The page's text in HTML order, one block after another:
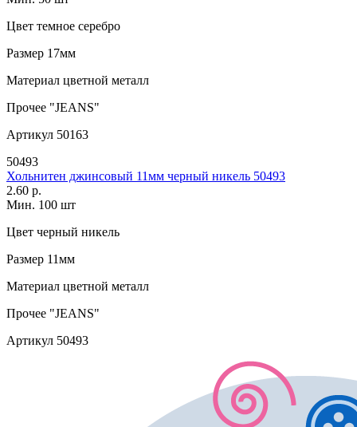
Цвет темное серебро
Размер 17мм
Материал цветной металл
Прочее "JEANS"
Артикул 50163
50493
Хольнитен джинсовый 11мм черный никель 50493
2.60 р.
Мин. 100 шт
Цвет черный никель
Размер 11мм
Материал цветной металл
Прочее "JEANS"
Артикул 50493